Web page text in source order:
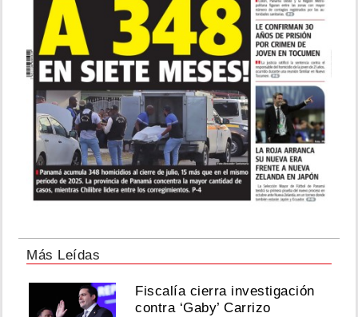
Más Leídas
Fiscalía cierra investigación
contra ‘Gaby’ Carrizo